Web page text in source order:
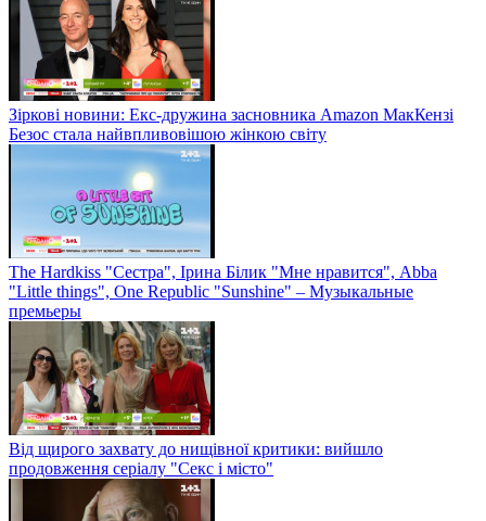
Зіркові новини: Екс-дружина засновника Amazon МакКензі
Безос стала найвпливовішою жінкою світу
The Hardkiss "Сестра", Ірина Білик "Мне нравится", Abba
"Little things", One Republic "Sunshine" – Музыкальные
премьеры
Від щирого захвату до нищівної критики: вийшло
продовження серіалу "Секс і місто"